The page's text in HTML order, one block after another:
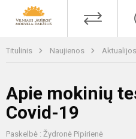
Titulinis Naujienos Aktualijos
Apie mokinių
Covid-19
Paskelbė : Žydronė Pipirienė